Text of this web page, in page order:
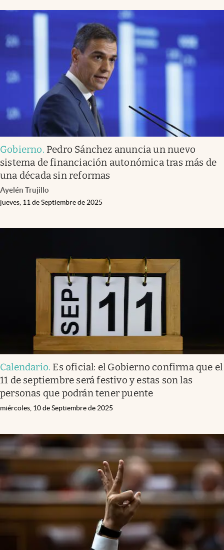
Gobierno. Pedro Sánchez anuncia un nuevo
sistema de financiación autonómica tras más de
una década sin reformas
Ayelén Trujillo
jueves, 11 de Septiembre de 2025
Calendario. Es oficial: el Gobierno confirma que el
11 de septiembre será festivo y estas son las
personas que podrán tener puente
miércoles, 10 de Septiembre de 2025